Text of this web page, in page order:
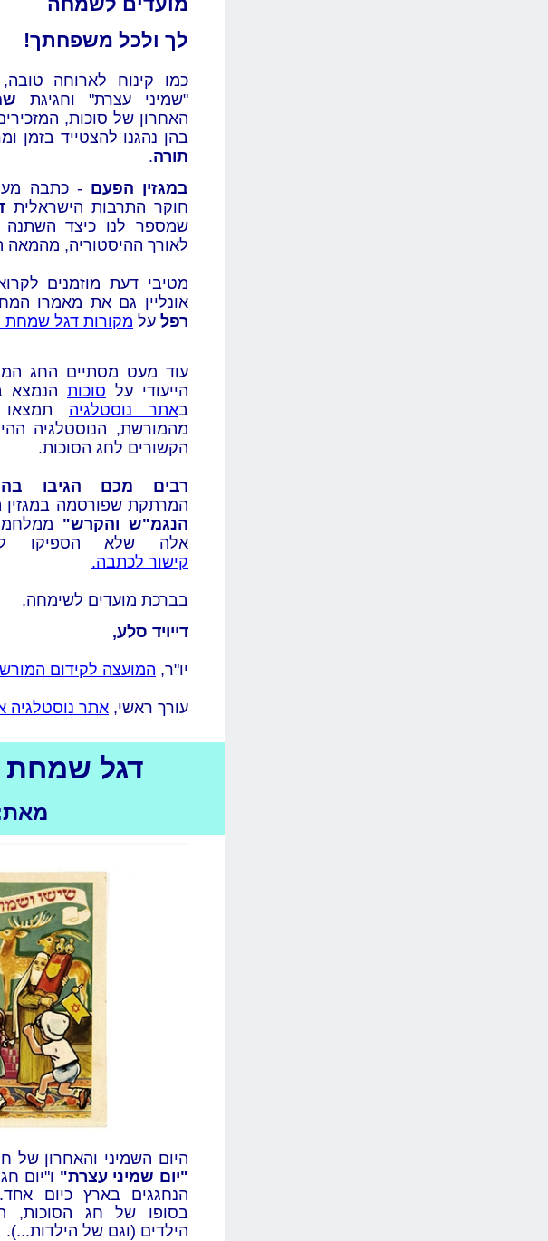
לך ולכל משפחתך!
כמו קינוח לארוחה
"שמיני עצרת" וחגיגת
האחרון של סוכות,
בהן נהגנו להצטייד בזמן
תורה.
במגזין הפעם - כתבה
חוקר התרבות הישראלית
שמספר לנו כיצד
לאורך ההיסטוריה, מהמאה ה19 ועד
מטיבי דעת מוזמנים
אונליין גם את מאמרו
רפל על מקורות דגל שמחת
עוד מעט מסתיים החג
הייעודי על סוכות הנמצא
באתר נוסטלגיה
מהמורשת, הנוסטלגיה
הקשורים לחג הסוכות.
רבים מכם הגיבו
המרתקת שפורסמה במגזין
הנגמ"ש והקרש"
אלה שלא הספיקו
קישור לכתבה.
בברכת מועדים לשימחה,
דייויד סלע,
יו"ר, המועצה לקידום
עורך ראשי, אתר נוסטלגיה
דגל שמחת
היום השמיני והאחרון של
"יום שמיני עצרת" ו"יום
הנחגגים בארץ כיום
בסופו של חג הסוכות,
הילדים (וגם של הילדות...).